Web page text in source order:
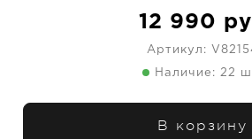
12 990
Артикул:
Наличие: 22
В корзину